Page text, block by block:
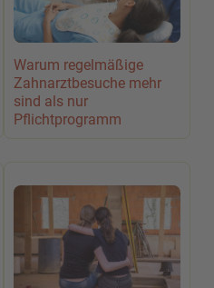
Warum regelmäßige
Zahnarztbesuche mehr
sind als nur
Pflichtprogramm